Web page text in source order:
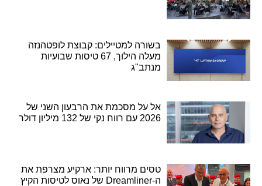
בשורה למטיילים: קבוצת לופטהנזה
מעלה הילוך, 67 טיסות שבועיות
מנתב"ג
אל על מסכמת את הרבעון השני של
2026 עם רווח נקי של 132 מיליון דולר
טסים מרווח יותר: ארקיע מצרפת את
ה-Dreamliner של נאוס לטיסות הקיץ